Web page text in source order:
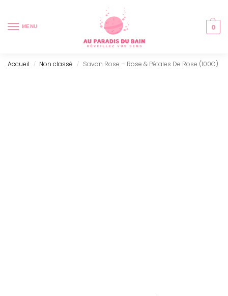
MENU 0
Accueil / Non classé / Savon Rose – Rose & Pétales De Rose (100G)